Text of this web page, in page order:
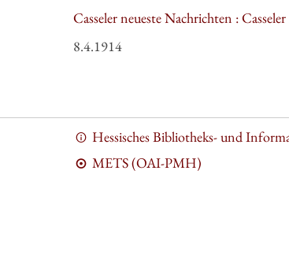
Casseler neueste Nachrichten :
8.4.1914
Hessisches Bibliotheks- und
METS (OAI-PMH)